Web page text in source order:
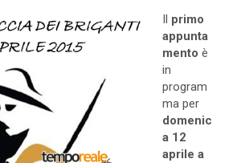
Il primo
appunta
mento è
in
program
ma per
domenic
a 12
aprile a